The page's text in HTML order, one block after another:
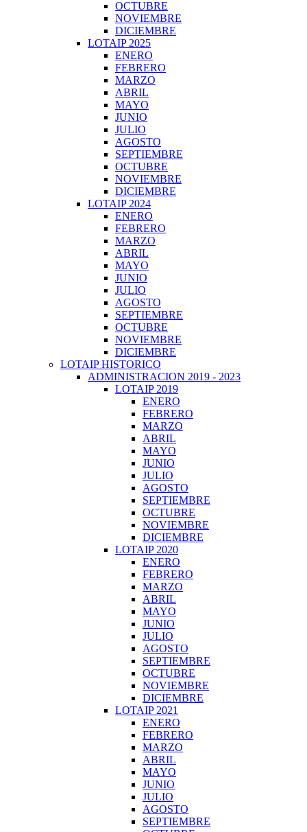
OCTUBRE
NOVIEMBRE
DICIEMBRE
LOTAIP 2025
ENERO
FEBRERO
MARZO
ABRIL
MAYO
JUNIO
JULIO
AGOSTO
SEPTIEMBRE
OCTUBRE
NOVIEMBRE
DICIEMBRE
LOTAIP 2024
ENERO
FEBRERO
MARZO
ABRIL
MAYO
JUNIO
JULIO
AGOSTO
SEPTIEMBRE
OCTUBRE
NOVIEMBRE
DICIEMBRE
LOTAIP HISTORICO
ADMINISTRACION 2019 - 2023
LOTAIP 2019
ENERO
FEBRERO
MARZO
ABRIL
MAYO
JUNIO
JULIO
AGOSTO
SEPTIEMBRE
OCTUBRE
NOVIEMBRE
DICIEMBRE
LOTAIP 2020
ENERO
FEBRERO
MARZO
ABRIL
MAYO
JUNIO
JULIO
AGOSTO
SEPTIEMBRE
OCTUBRE
NOVIEMBRE
DICIEMBRE
LOTAIP 2021
ENERO
FEBRERO
MARZO
ABRIL
MAYO
JUNIO
JULIO
AGOSTO
SEPTIEMBRE